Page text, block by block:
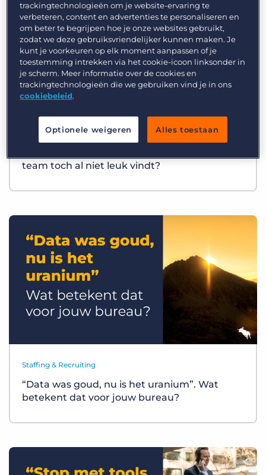
Best Practices
team toch al niet leuk vindt?
Staffing & Recruiting
“Data was goud, nu is het uranium”. Wat
betekent dat voor jouw bureau?
trackingtechnologieën om je website-ervaring te
verbeteren, content en advertenties te personaliseren en
om beter te begrijpen hoe je onze websites gebruikt,
zodat we deze gebruiksvriendelijker kunnen maken. Je
kunt je voorkeuren op elk moment aanpassen of je
toestemming intrekken via het cookie-icoon linksonder in
je scherm. Meer informatie over de cookies en
trackingtechnologieën die we gebruiken vind je in ons
cookiebeleid.
Optionele weigeren Alles toestaan